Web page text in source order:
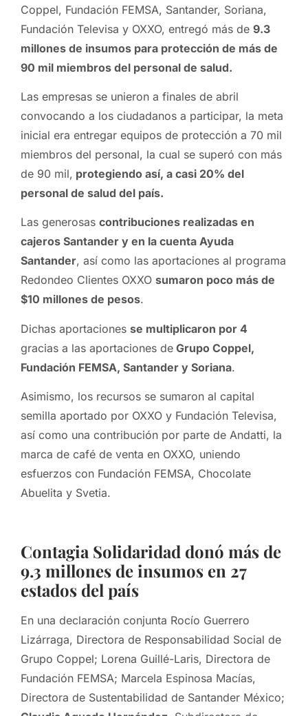
Coppel, Fundación FEMSA, Santander, Soriana,
Fundación Televisa y OXXO, entregó más de 9.3
millones de insumos para protección de más de
90 mil miembros del personal de salud.
Las empresas se unieron a finales de abril
convocando a los ciudadanos a participar, la meta
inicial era entregar equipos de protección a 70 mil
miembros del personal, la cual se superó con más
de 90 mil, protegiendo así, a casi 20% del
personal de salud del país.
Las generosas contribuciones realizadas en
cajeros Santander y en la cuenta Ayuda
Santander, así como las aportaciones al programa
Redondeo Clientes OXXO sumaron poco más de
$10 millones de pesos.
Dichas aportaciones se multiplicaron por 4
gracias a las aportaciones de Grupo Coppel,
Fundación FEMSA, Santander y Soriana.
Asimismo, los recursos se sumaron al capital
semilla aportado por OXXO y Fundación Televisa,
así como una contribución por parte de Andatti, la
marca de café de venta en OXXO, uniendo
esfuerzos con Fundación FEMSA, Chocolate
Abuelita y Svetia.
Contagia Solidaridad donó más de
9.3 millones de insumos en 27
estados del país
En una declaración conjunta Rocío Guerrero
Lizárraga, Directora de Responsabilidad Social de
Grupo Coppel; Lorena Guillé-Laris, Directora de
Fundación FEMSA; Marcela Espinosa Macías,
Directora de Sustentabilidad de Santander México;